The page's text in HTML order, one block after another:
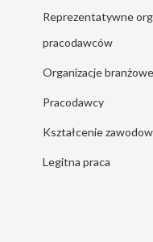
Reprezentatywne
pracodawców
Organizacje branżowe
Pracodawcy
Kształcenie
Legitna praca